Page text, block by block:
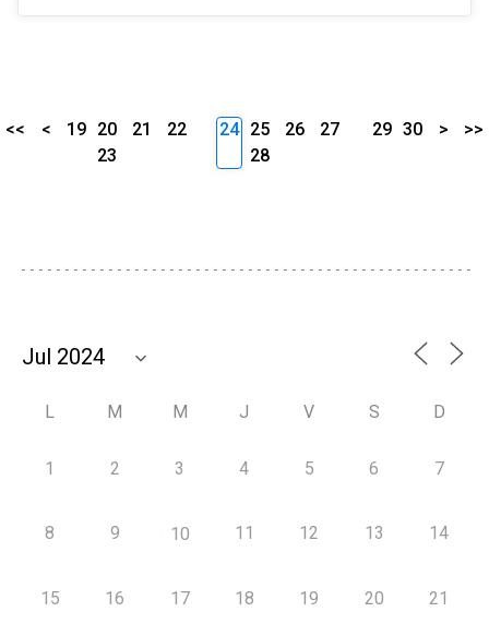
<< < 19 20 21
22
23
24 25 26
27
28
29 30 > >>
L M M J V S D
1 2 3 4 5 6 7
8 9 10 11 12 13 14
15 16 17 18 19 20 21